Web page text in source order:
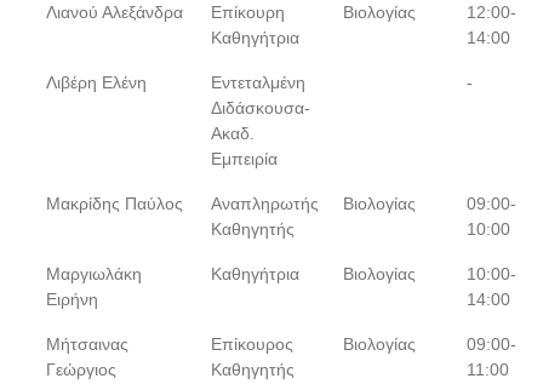
Λιανού Αλεξάνδρα
Επίκουρη
Καθηγήτρια
Βιολογίας
12:00-
14:00
Λιβέρη Ελένη
Εντεταλμένη
Διδάσκουσα-
Ακαδ.
Εμπειρία
-
Μακρίδης Παύλος
Αναπληρωτής
Καθηγητής
Βιολογίας
09:00-
10:00
Μαργιωλάκη
Ειρήνη
Καθηγήτρια Βιολογίας
10:00-
14:00
Μήτσαινας
Γεώργιος
Επίκουρος
Καθηγητής
Βιολογίας
09:00-
11:00